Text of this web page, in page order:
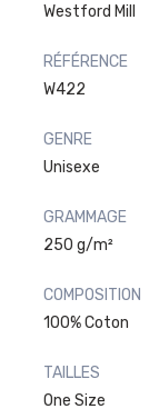
Westford Mill
RÉFÉRENCE
W422
GENRE
Unisexe
GRAMMAGE
250 g/m²
COMPOSITION
100% Coton
TAILLES
One Size